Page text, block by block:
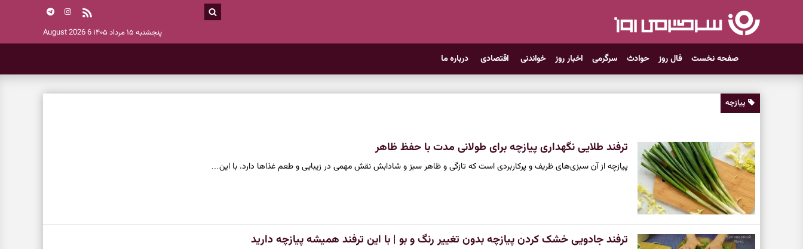
پنجشنبه ۱۵ مرداد ۱۴۰۵ 6 August 2026
صفحه نخست فال روز حوادث سرگرمی اخبار روز خواندنی اقتصادی درباره ما
پیازچه
ترفند طلایی نگهداری پیازچه برای طولانی مدت با حفظ ظاهر
پیازچه از آن سبزی‌های ظریف و پرکاربردی است که تازگی و ظاهر سبز و شادابش نقش مهمی در زیبایی و طعم غذاها دارد. با این…
ترفند جادویی خشک کردن پیازچه بدون تغییر رنگ و بو | با این ترفند همیشه پیازچه دارید